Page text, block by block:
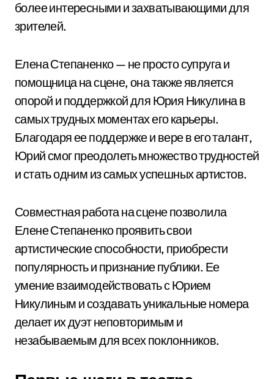
более интересными и захватывающими для
зрителей.
Елена Степаненко — не просто супруга и
помощница на сцене, она также является
опорой и поддержкой для Юрия Никулина в
самых трудных моментах его карьеры.
Благодаря ее поддержке и вере в его талант,
Юрий смог преодолеть множество трудностей
и стать одним из самых успешных артистов.
Совместная работа на сцене позволила
Елене Степаненко проявить свои
артистические способности, приобрести
популярность и признание публики. Ее
умение взаимодействовать с Юрием
Никулиным и создавать уникальные номера
делает их дуэт неповторимым и
незабываемым для всех поклонников.